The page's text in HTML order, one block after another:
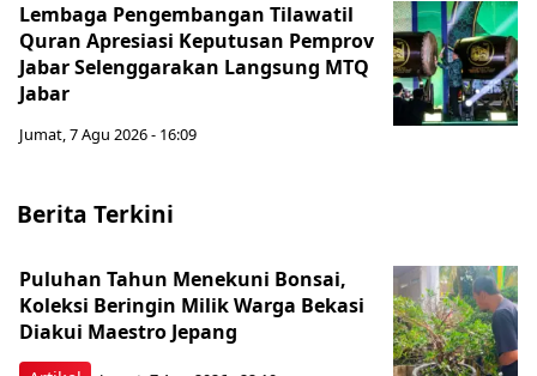
Lembaga Pengembangan Tilawatil
Quran Apresiasi Keputusan Pemprov
Jabar Selenggarakan Langsung MTQ
Jabar
Jumat, 7 Agu 2026 - 16:09
Berita Terkini
Puluhan Tahun Menekuni Bonsai,
Koleksi Beringin Milik Warga Bekasi
Diakui Maestro Jepang